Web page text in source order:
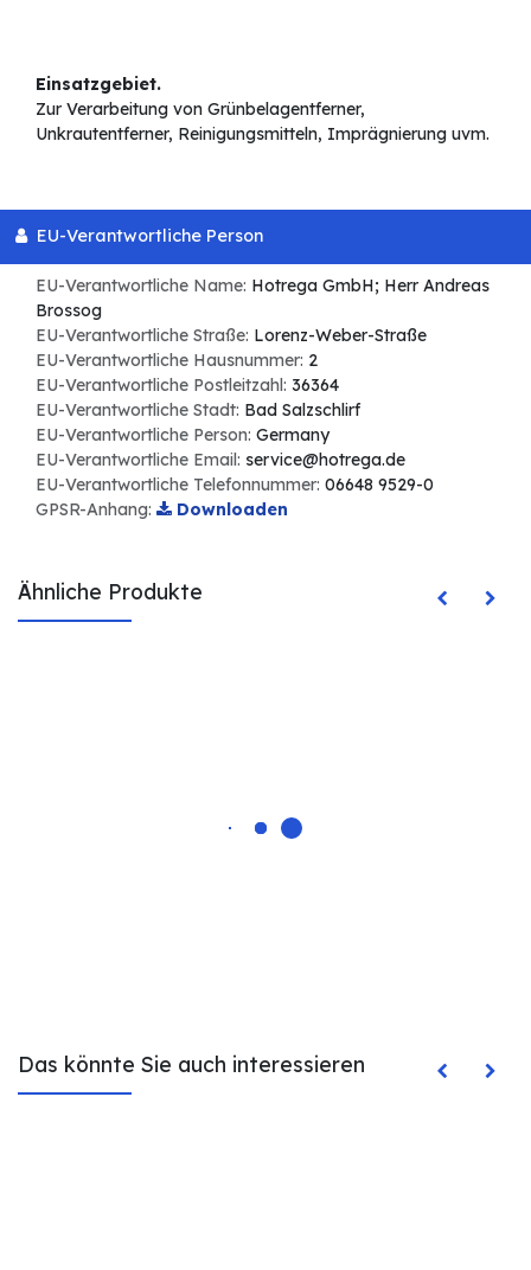
Einsatzgebiet.
Zur Verarbeitung von Grünbelagentferner,
Unkrautentferner, Reinigungsmitteln, Imprägnierung uvm.
EU-Verantwortliche Person
EU-Verantwortliche Name: Hotrega GmbH; Herr Andreas
Brossog
EU-Verantwortliche Straße: Lorenz-Weber-Straße
EU-Verantwortliche Hausnummer: 2
EU-Verantwortliche Postleitzahl: 36364
EU-Verantwortliche Stadt: Bad Salzschlirf
EU-Verantwortliche Person: Germany
EU-Verantwortliche Email: service@hotrega.de
EU-Verantwortliche Telefonnummer: 06648 9529-0
GPSR-Anhang:
Downloaden
Ähnliche Produkte
Das könnte Sie auch interessieren